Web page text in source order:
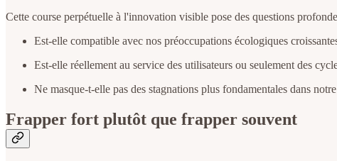
Cette course perpétuelle à l'innovation visible pose des questions
Est-elle compatible avec nos préoccupations écologiques
Est-elle réellement au service des utilisateurs ou seulement des
Ne masque-t-elle pas des stagnations plus fondamentales dans
Frapper fort plutôt que frapper souvent